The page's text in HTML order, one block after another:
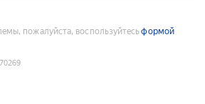
пожалуйста, воспользуйтесьформой